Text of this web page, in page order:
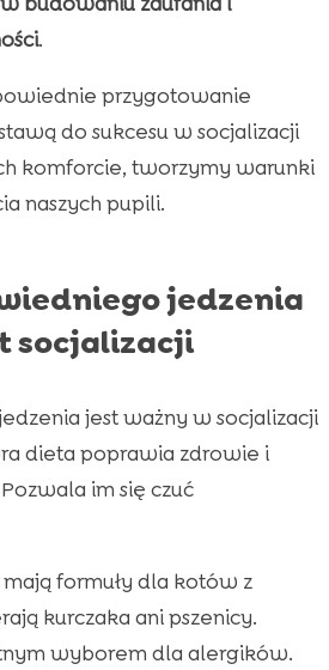
.
przygotowanie
do sukcesu w socjalizacji
komforcie, tworzymy warunki
naszych pupili.
jedzenia
socjalizacji
jest ważny w socjalizacji
dieta poprawia zdrowie i
im się czuć
formuły dla kotów z
kurczaka ani pszenicy.
wyborem dla alergików.